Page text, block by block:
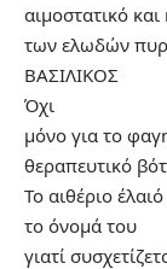
αιμοστατικό και
των ελωδών
ΒΑΣΙΛΙΚΟΣ
Όχι
μόνο για το
θεραπευτικό
Το αιθέριο
το όνομά του
γιατί